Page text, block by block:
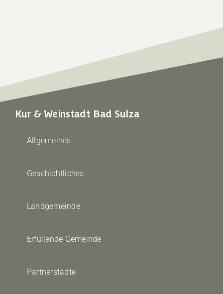
Kur & Weinstadt Bad Sulza
Allgemeines
Geschichtliches
Landgemeinde
Erfüllende Gemeinde
Partnerstädte